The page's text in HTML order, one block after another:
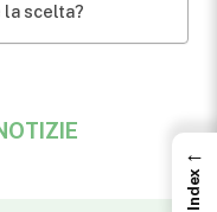
la scelta?
←
Index